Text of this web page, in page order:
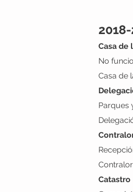
Casa de
No
Casa de
Parques
Catastro